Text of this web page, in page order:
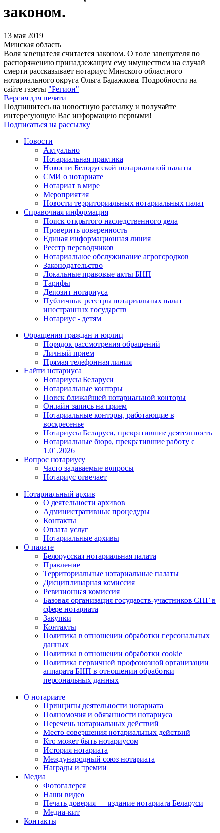
законом.
13 мая 2019
Минская область
Воля завещателя считается законом. О воле завещателя по
распоряжению принадлежащим ему имуществом на случай
смерти рассказывает нотариус Минского областного
нотариального округа Ольга Бадажкова. Подробности на
сайте газеты "Регион"
Версия для печати
Подпишитесь на новостную рассылку и получайте
интересующую Вас информацию первыми!
Подписаться на рассылку
Новости
Актуально
Нотариальная практика
Новости Белорусской нотариальной палаты
СМИ о нотариате
Нотариат в мире
Мероприятия
Новости территориальных нотариальных палат
Справочная информация
Поиск открытого наследственного дела
Проверить доверенность
Единая информационная линия
Реестр переводчиков
Нотариальное обслуживание агрогородков
Законодательство
Локальные правовые акты БНП
Тарифы
Депозит нотариуса
Публичные реестры нотариальных палат
иностранных государств
Нотариус - детям
Обращения граждан и юрлиц
Порядок рассмотрения обращений
Личный прием
Прямая телефонная линия
Найти нотариуса
Нотариусы Беларуси
Нотариальные конторы
Поиск ближайшей нотариальной конторы
Онлайн запись на прием
Нотариальные конторы, работающие в
воскресенье
Нотариусы Беларуси, прекратившие деятельность
Нотариальные бюро, прекратившие работу с
1.01.2026
Вопрос нотариусу
Часто задаваемые вопросы
Нотариус отвечает
Нотариальный архив
О деятельности архивов
Административные процедуры
Контакты
Оплата услуг
Нотариальные архивы
О палате
Белорусская нотариальная палата
Правление
Территориальные нотариальные палаты
Дисциплинарная комиссия
Ревизионная комиссия
Базовая организация государств-участников СНГ в
сфере нотариата
Закупки
Контакты
Политика в отношении обработки персональных
данных
Политика в отношении обработки cookie
Политика первичной профсоюзной организации
аппарата БНП в отношении обработки
персональных данных
О нотариате
Принципы деятельности нотариата
Полномочия и обязанности нотариуса
Перечень нотариальных действий
Место совершения нотариальных действий
Кто может быть нотариусом
История нотариата
Международный союз нотариата
Награды и премии
Медиа
Фотогалерея
Наши видео
Печать доверия — издание нотариата Беларуси
Медиа-кит
Контакты